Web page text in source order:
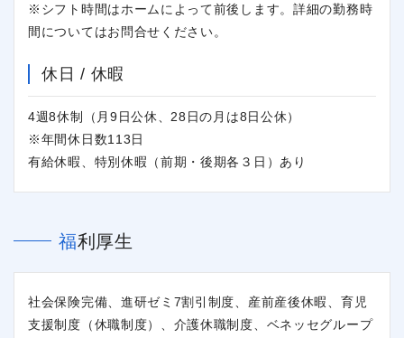
※シフト時間はホームによって前後します。詳細の勤務時
間についてはお問合せください。
休日 / 休暇
4週8休制（月9日公休、28日の月は8日公休）
※年間休日数113日
有給休暇、特別休暇（前期・後期各３日）あり
福利厚生
社会保険完備、進研ゼミ7割引制度、産前産後休暇、育児
支援制度（休職制度）、介護休職制度、ベネッセグループ